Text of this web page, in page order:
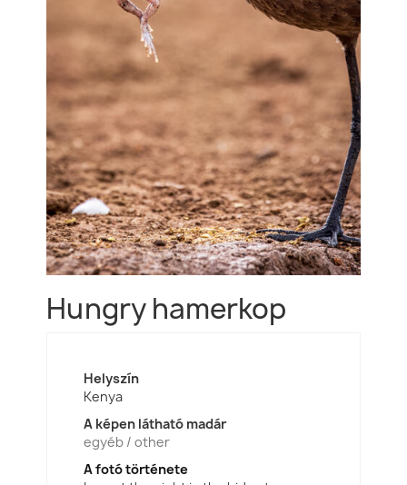
Hungry hamerkop
Helyszín
Kenya
A képen látható madár
egyéb / other
A fotó története